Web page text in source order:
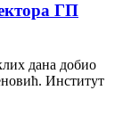
ГП
дана добио
Институт